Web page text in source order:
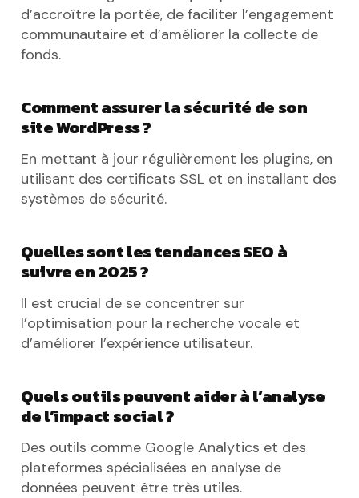
d’accroître la portée, de faciliter l’engagement
communautaire et d’améliorer la collecte de
fonds.
Comment assurer la sécurité de son
site WordPress ?
En mettant à jour régulièrement les plugins, en
utilisant des certificats SSL et en installant des
systèmes de sécurité.
Quelles sont les tendances SEO à
suivre en 2025 ?
Il est crucial de se concentrer sur
l’optimisation pour la recherche vocale et
d’améliorer l’expérience utilisateur.
Quels outils peuvent aider à l’analyse
de l’impact social ?
Des outils comme Google Analytics et des
plateformes spécialisées en analyse de
données peuvent être très utiles.